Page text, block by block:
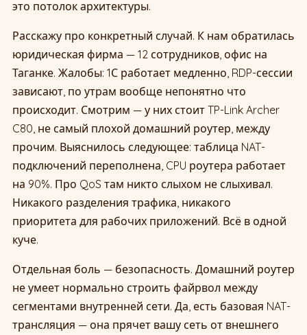
это потолок архитектуры.
Расскажу про конкретный случай. К нам обратилась
юридическая фирма — 12 сотрудников, офис на
Таганке. Жалобы: 1С работает медленно, RDP-сессии
зависают, по утрам вообще непонятно что
происходит. Смотрим — у них стоит TP-Link Archer
C80, не самый плохой домашний роутер, между
прочим. Выяснилось следующее: таблица NAT-
подключений переполнена, CPU роутера работает
на 90%. Про QoS там никто слыхом не слыхивал.
Никакого разделения трафика, никакого
приоритета для рабочих приложений. Всё в одной
куче.
Отдельная боль — безопасность. Домашний роутер
не умеет нормально строить файрвол между
сегментами внутренней сети. Да, есть базовая NAT-
трансляция — она прячет вашу сеть от внешнего